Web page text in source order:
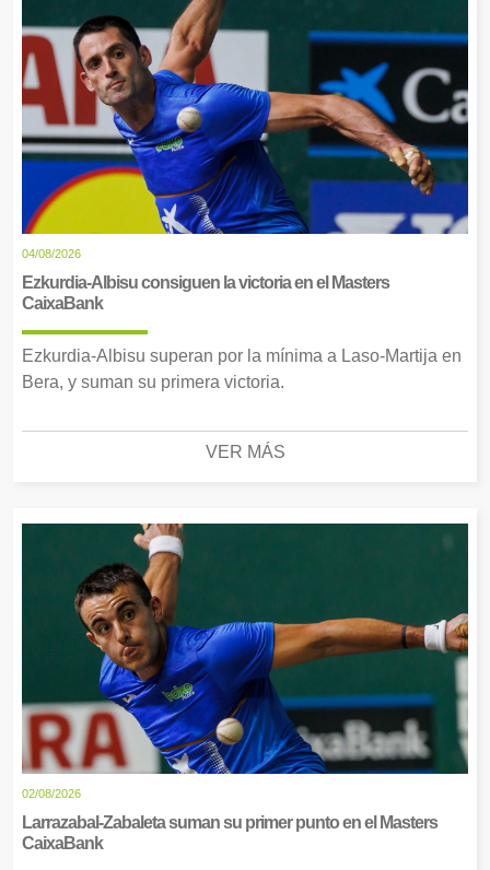
04/08/2026
Ezkurdia-Albisu consiguen la victoria en el Masters
CaixaBank
Ezkurdia-Albisu superan por la mínima a Laso-Martija en
Bera, y suman su primera victoria.
VER MÁS
02/08/2026
Larrazabal-Zabaleta suman su primer punto en el Masters
CaixaBank